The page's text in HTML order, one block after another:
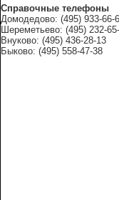
Справочные телефоны
Домодедово: (495) 933-66-
Шереметьево: (495) 232-
Внуково: (495) 436-28-13
Быково: (495) 558-47-38